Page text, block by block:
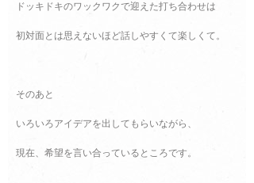
ドッキドキのワックワクで迎えた打ち合わせは
初対面とは思えないほど話しやすくて楽しくて。
そのあと
いろいろアイデアを出してもらいながら、
現在、希望を言い合っているところです。